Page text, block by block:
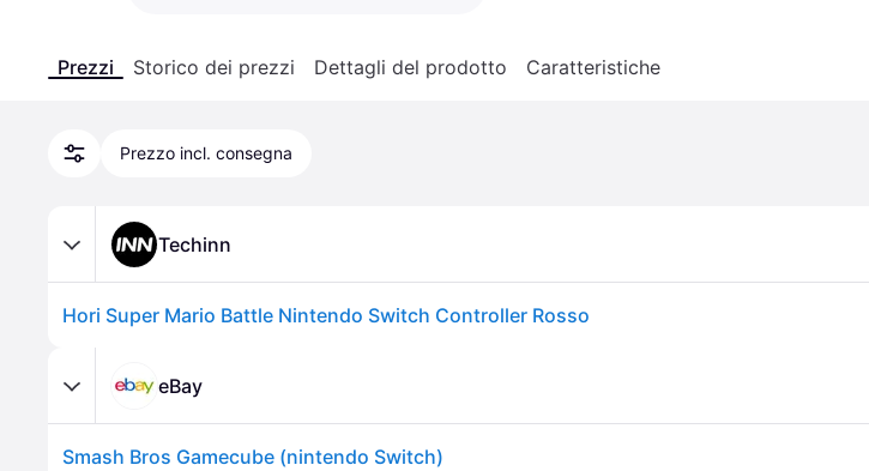
Prezzi Storico dei prezzi Dettagli del prodotto Caratteristiche
Prezzo incl. consegna
Techinn
Hori Super Mario Battle Nintendo Switch Controller Rosso
eBay
Smash Bros Gamecube (nintendo Switch)